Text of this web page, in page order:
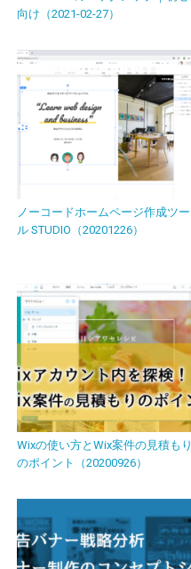
向け（2021-02-27）
ノーコードホームページ作成ツー
ル STUDIO（20201226）
Wixの使い方とWix案件の見積もり
のポイント（20200926）